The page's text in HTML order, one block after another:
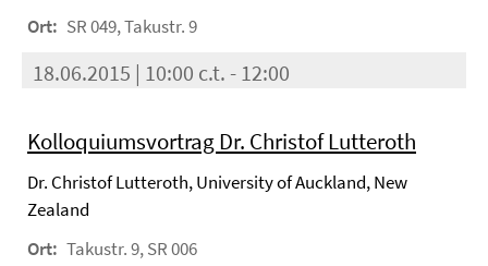
Ort: SR 049, Takustr. 9
18.06.2015 | 10:00 c.t. - 12:00
Kolloquiumsvortrag Dr. Christof Lutteroth
Dr. Christof Lutteroth, University of Auckland, New
Zealand
Ort: Takustr. 9, SR 006